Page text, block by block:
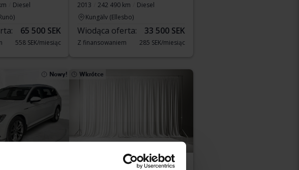
Diesel
65 500 SEK
558 SEK/miesiąc
2013
242 490 km
Diesel
Kungälv (Ellesbo)
Wiodąca oferta: 33 500 SEK
Z finansowaniem 285 SEK/miesiąc
Nowy! Wkrótce